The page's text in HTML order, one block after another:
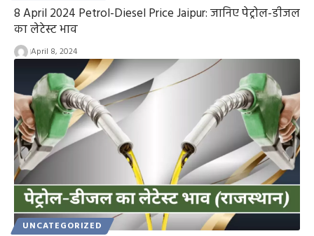
8 April 2024 Petrol-Diesel Price Jaipur: जानिए पेट्रोल-डीजल
का लेटेस्ट भाव
April 8, 2024
UNCATEGORIZED